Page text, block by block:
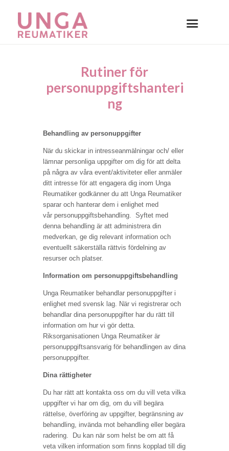
Rutiner för
personuppgiftshanteri
ng
Behandling av personuppgifter
När du skickar in intresseanmälningar och/ eller
lämnar personliga uppgifter om dig för att delta
på några av våra event/aktiviteter eller anmäler
ditt intresse för att engagera dig inom Unga
Reumatiker godkänner du att Unga Reumatiker
sparar och hanterar dem i enlighet med
vår personuppgiftsbehandling. Syftet med
denna behandling är att administrera din
medverkan, ge dig relevant information och
eventuellt säkerställa rättvis fördelning av
resurser och platser.
Information om personuppgiftsbehandling
Unga Reumatiker behandlar personuppgifter i
enlighet med svensk lag. När vi registrerar och
behandlar dina personuppgifter har du rätt till
information om hur vi gör detta.
Riksorganisationen Unga Reumatiker är
personuppgiftsansvarig för behandlingen av dina
personuppgifter.
Dina rättigheter
Du har rätt att kontakta oss om du vill veta vilka
uppgifter vi har om dig, om du vill begära
rättelse, överföring av uppgifter, begränsning av
behandling, invända mot behandling eller begära
radering. Du kan när som helst be om att få
veta vilken information som finns kopplad till dig